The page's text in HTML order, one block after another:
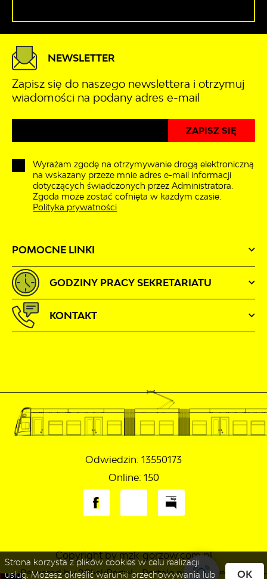
POMOCNE LINKI
NEWSLETTER
Zapisz się do naszego newslettera i otrzymuj
wiadomości na podany adres e-mail
Wyrażam zgodę na otrzymywanie drogą elektroniczną
na wskazany przeze mnie adres e-mail informacji
dotyczących świadczonych przez Administratora.
Zgoda może zostać cofnięta w każdym czasie.
Polityka prywatności
GODZINY PRACY SEKRETARIATU
KONTAKT
Odwiedzin: 13550173
Online: 150
Copyright by mzk-gorzow.com.pl
Powered by2ClickPortal- Portale nowej generacji
Strona korzysta z plików cookies w celu realizacji
usług. Możesz określić warunki przechowywania lub
OK